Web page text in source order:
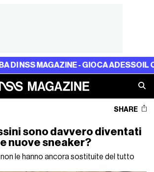
- GIOCA ADESSOIL
SHARE
sono davvero diventati
le nuove sneaker?
le hanno ancora sostituite del tutto